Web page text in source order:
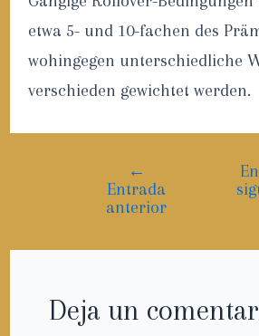
etwa 5- und 10-fachen des
wohingegen unterschiedliche
verschieden gewichtet werden.
←
Entrada
anterior
Deja un